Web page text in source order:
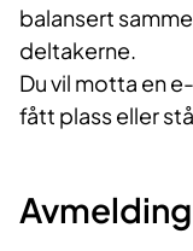
balansert
deltakerne.
Du vil motta en
fått plass eller
Avmelding